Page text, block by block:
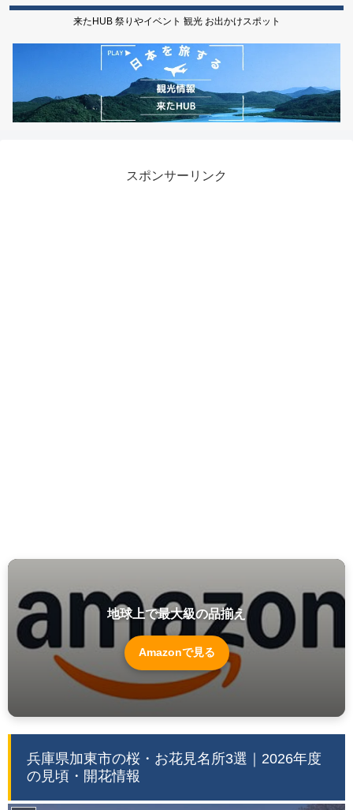
来たHUB 祭りやイベント 観光 お出かけスポット
スポンサーリンク
地球上で最大級の品揃え
Amazonで見る
兵庫県加東市の桜・お花見名所3選｜2026年度
の見頃・開花情報